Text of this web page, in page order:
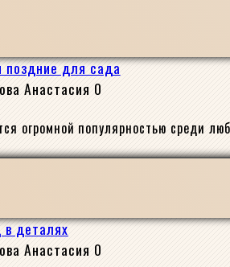
поздние для сада
Анастасия 0
огромной популярностью среди
в деталях
Анастасия 0